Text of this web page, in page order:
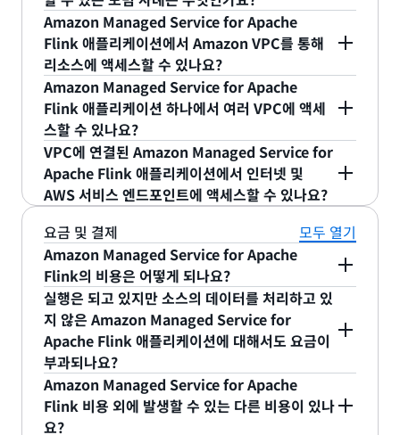
집계하고, 이를 보고 데이터베이스 및 모니터링 서비
스와 원활하게 통합하여 애플리케이션과 사용자에게
실시간으로 서비스를 제공합니다. Amazon
Managed Service for Apache Flink를 사용하면
Apache Flink 코드(Java, Scala, Python 또는
SQL)를 사용하여 기간에 따른 시계열 분석을 지속적
으로 생성할 수 있습니다. 예를 들어 모바일 게임의
경우 1분 간격으로 상위 플레이어를 계산해서
Amazon DynamoDB로 전송하는 방법으로 라이브
순위표를 만들 수 있습니다. 또한 5분 간격으로 웹 사
이트의 고유 방문자 수를 계산하고 처리된 결과를
Amazon Redshift에 전송함으로써 웹 사이트에 대
한 트래픽을 추적할 수 있습니다.
반응형 실시간 분석
반응형 실시간 분석 애플리케이션은 특정 지표가 미
리 정의된 임계값에 도달하는 경우 또는 고급 사례에
서 애플리케이션이 기계 학습(ML) 알고리즘을 사용
하여 이상을 탐지하는 경우 실시간 경보 또는 알림을
터 스트림으로 흐릅니다. 애플리케이션 코드를 사
용하여 이러한 데이터 스트림에서 데이터를 처리
하고, 처리된 데이터를 후속 데이터 스트림 또는
대상으로 전송합니다. Apache Flink 애플리케이
션 및 Studio 노트북의 애플리케이션 코드 내에
또는 Amazon Managed Service for Apache
Flink 애플리케이션용 API를 통해 입력을 추가합
니다.
애플리케이션 코드: 애플리케이션 코드는 입력을
연산자입니다. 가장 단순한 형태로 애플리케이션
코드는 스트리밍 소스와 연결된 데이터 스트림으
로부터 읽고 출력과 연결된 다른 데이터 스트림에
쓰는 하나의 Apache Flink 연산자가 될 수 있습
니다. Studio 노트북의 경우 이는 노트북 안의 컨
텍스트에 결과가 표시되는 단순한 Flink SQL
Select 쿼리가 될 수 있습니다. Amazon
Managed Service for Apache Flink 애플리케
이션 또는 Studio 노트북의 지원되는 언어로
아파치플링크용 아마존 매니지드 서비스 개발자
안내서에서 아파치 플링크용 아마존 매니지드 서
비스를 모니터링합니다.
아파치를위한 아마존 매니지드 서비스 플링크 스
튜디오 개발자 안내서에서 아파치 플링크용 아마
존 매니지드 서비스를 모니터링합니다.
지정된 대상으로 쓰기 위해서는 권한이 필요합니다.
Amazon Managed Service for Apache Flink가
맡을 수 있는 AWS Identity and Access
Management(IAM) 역할을 생성하여 이러한 권한을
부여할 수 있습니다. 이 역할에 부여하는 권한은
Amazon Managed Service for Apache Flink가
역할을 맡았을 때 수행할 수 있는 작업을 결정합니다.
자세한 내용은 다음 개발자 안내서를 참조하세요.
Apache용 Amazon 매니지드 서비스 Flink 개발
자 안내서에서
Apache용 Amazon 관리 서비스 Flink Studio
개발자 안내서에서 권한 부여
과 쿼리의 복잡성을 수용할 수 있도록 애플리케이션
을 탄력적으로 조정합니다. Amazon Managed
Service for Apache Flink는 Amazon KPU의 형태
로 용량을 프로비저닝합니다. 1개의 KPU는 1개의
vCPU와 4GB 메모리를 제공합니다.
Apache Flink 애플리케이션 및 Studio 노트북의 경
우 Amazon Managed Service for Apache Flink
는 KPU당 50GB의 실행 애플리케이션 스토리지를
할당합니다. 이 스토리지는 애플리케이션에서 체크포
다. 체크포인트는 실행 중인 애플리케이션의 최신 백
업으로, 애플리케이션 중단으로부터 즉각적으로 복구
할 때 사용됩니다. 또한 API의 Parallelism 및
ParallelismPerKPU 파라미터를 사용하여 Amazon
Managed Service for Apache Flink 애플리케이션
작업의 병렬 실행(소스로부터 읽기 또는 연산자 실행)
을 제어할 수 있습니다. Parallelism은 작업의 동시
인스턴스 수를 정의합니다. 모든 연산자, 소스 및 싱
크는 정의된 병렬 처리를 실행하며, 기본값은 1입니
Apache Flink의 모범 사례에 대한 자세한 내용은
Apache Flink용 Amazon 관리 서비스 개발자 안내
서의모범 사례섹션을 참조하십시오. 이 섹션에서는
내결함성, 성능, 로깅, 코딩 등에 대한 모범 사례를 다
룹니다.
Amazon Managed Service for Apache Flink
Studio 모범 사례에 대한 자세한 내용은 Amazon
Managed Service for Apache Flink Studio 개발
자 안내서의 모범 사례 섹션을 참조하세요. 이 섹션에
서는 모범 사례 외에 SQL, Python 및 Scala 애플리
케이션의 샘플, 코드를 지속적으로 실행되는 스트림
처리 애플리케이션으로 배포할 때의 요구 사항, 성능,
로깅 및 기타 정보도 다룹니다.
Amazon Managed Service for Apache
Flink 애플리케이션에서 Amazon VPC를 통해
리소스에 액세스할 수 있나요?
예. Amazon VPC를 통해 리소스에 액세스할 수 있습
니다. Apache Flink용 Amazon 관리 서비스 개발자
안내서의Amazon VPC 사용 섹션에서 VPC액세스
를 위한 애플리케이션 구성 방법을 배울 수 있습니다.
Amazon Managed Service for Apache
Flink 애플리케이션 하나에서 여러 VPC에 액세
스할 수 있나요?
아니요. 서브넷이 여러 개 지정된 경우, 모두 같은
VPC에 있어야 합니다. 해당 VPC를 피어링해서 다른
VPC에 연결할 수 있습니다.
VPC에 연결된 Amazon Managed Service for
Apache Flink 애플리케이션에서 인터넷 및
AWS 서비스 엔드포인트에 액세스할 수 있나요?
특정 VPC의 리소스에 액세스하도록 구성된
Amazon Managed Service for Apache Flink 애
플리케이션과 Amazon Managed Service for
Apache Flink Studio 노트북은 기본 구성으로 인터
넷에 액세스할 수 없습니다. 애플리케이션의 인터넷
액세스를 구성하는 방법은 Apache Flink용
Amazon 관리
비스 액세스섹션에서 확인할 수 있습니다.
요금 및 결제
모두 열기
Amazon Managed Service for Apache
Flink의 비용은 어떻게 되나요?
Amazon Managed Service for Apache Flink에서
는 사용한 만큼만 요금을 지불합니다. Amazon
Managed Service for Apache Flink에서는 리소스
를 프로비저닝할 필요가 없고, 선결제 비용도 없습니
다.
실행은 되고 있지만 소스의 데이터를 처리하고 있
지 않은 Amazon Managed Service for
Apache Flink 애플리케이션에 대해서도 요금이
부과되나요?
Apache Flink 및 Apache Beam 애플리케이션의
경우 Amazon Managed Service for Apache
Amazon Managed Service for Apache
Flink 비용 외에 발생할 수 있는 다른 비용이 있나
요?